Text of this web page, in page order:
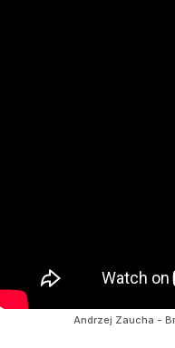
Andrzej Zaucha -